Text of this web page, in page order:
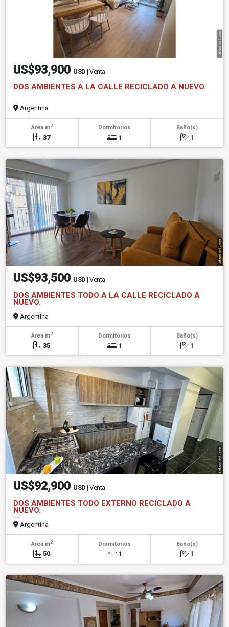
US$93,900 USD | Venta
DOS AMBIENTES A LA CALLE RECICLADO A NUEVO.
Argentina
Área m2
37
Dormitorios
1
Baño(s)
1
US$93,500 USD | Venta
DOS AMBIENTES TODO A LA CALLE RECICLADO A
NUEVO.
Argentina
Área m2
35
Dormitorios
1
Baño(s)
1
US$92,900 USD | Venta
DOS AMBIENTES TODO EXTERNO RECICLADO A
NUEVO.
Argentina
Área m2
50
Dormitorios
1
Baño(s)
1